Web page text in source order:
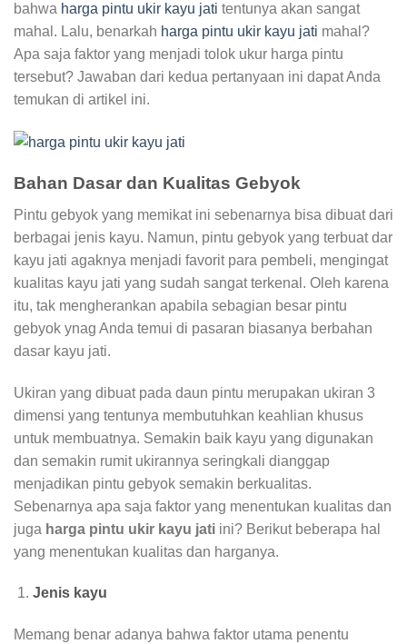
bahwa harga pintu ukir kayu jati tentunya akan sangat
mahal. Lalu, benarkah harga pintu ukir kayu jati mahal?
Apa saja faktor yang menjadi tolok ukur harga pintu
tersebut? Jawaban dari kedua pertanyaan ini dapat Anda
temukan di artikel ini.
Bahan Dasar dan Kualitas Gebyok
Pintu gebyok yang memikat ini sebenarnya bisa dibuat dari
berbagai jenis kayu. Namun, pintu gebyok yang terbuat dar
kayu jati agaknya menjadi favorit para pembeli, mengingat
kualitas kayu jati yang sudah sangat terkenal. Oleh karena
itu, tak mengherankan apabila sebagian besar pintu
gebyok ynag Anda temui di pasaran biasanya berbahan
dasar kayu jati.
Ukiran yang dibuat pada daun pintu merupakan ukiran 3
dimensi yang tentunya membutuhkan keahlian khusus
untuk membuatnya. Semakin baik kayu yang digunakan
dan semakin rumit ukirannya seringkali dianggap
menjadikan pintu gebyok semakin berkualitas.
Sebenarnya apa saja faktor yang menentukan kualitas dan
juga harga pintu ukir kayu jati ini? Berikut beberapa hal
yang menentukan kualitas dan harganya.
Jenis kayu
Memang benar adanya bahwa faktor utama penentu